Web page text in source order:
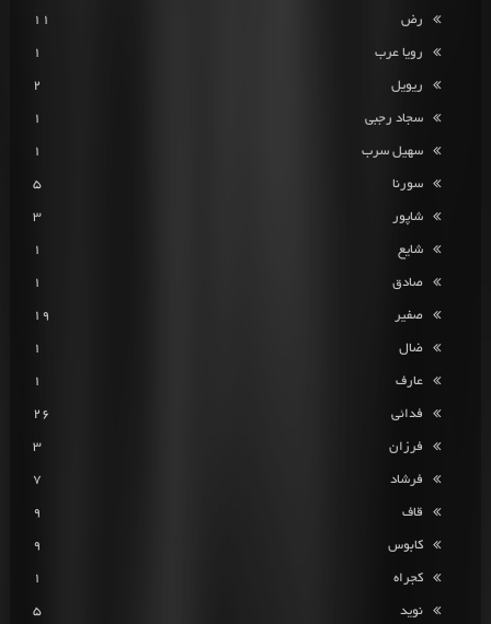
رض 11
رویا عرب 1
ریویل 2
سجاد رجبی 1
سهیل سرب 1
سورنا 5
شاپور 3
شایع 1
صادق 1
صفیر 19
ضال 1
عارف 1
فدائی 26
فرزان 3
فرشاد 7
قاف 9
کابوس 9
کجراه 1
نوید 5